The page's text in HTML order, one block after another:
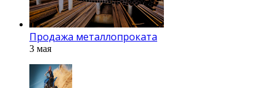
Продажа металлопроката
3 мая